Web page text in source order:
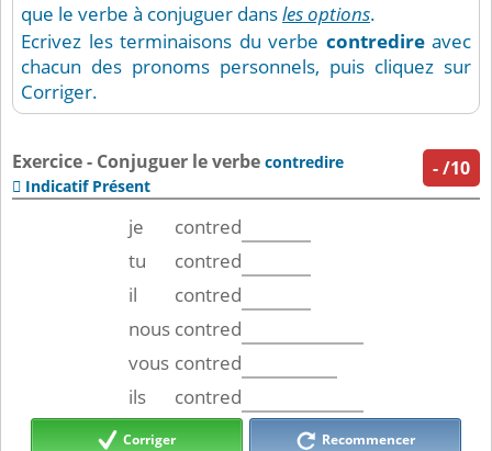
que le verbe à conjuguer dansles options.
Ecrivez les terminaisons du verbe contredireavec
chacun des pronoms personnels, puis cliquez sur
Corriger.
-/10
Exercice - Conjuguer le verbe contredire
 Indicatif Présent
je
contred
tu
contred
il
contred
nous contred
vous contred
ils
contred
Corriger Recommencer